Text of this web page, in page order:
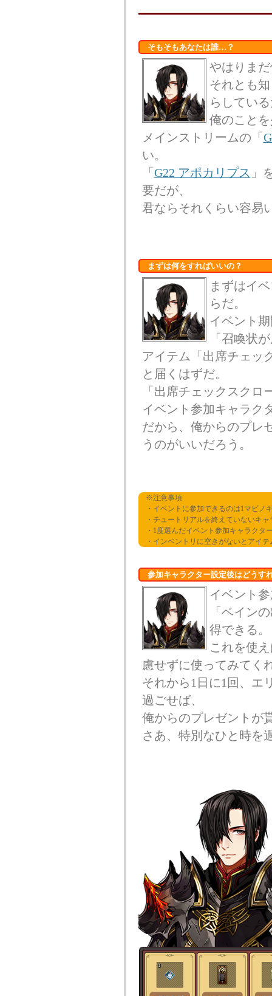
そもそもあなたは誰…？
やはりま
それとも
らしてい
俺のこと
メインストリームの「
い。
「 G22 アポカリプス 」
要だが、
君ならそれくらい容易
まずは何をすればいいの？
まずはイ
らだ。
イベント
「召喚状
アイテム「出席チェッ
と届くはずだ。
「出席チェックスクロ
イベント参加キャラク
だから、俺からのプレ
うのがいいだろう。
※注意事項
・イベントに参加できるのは1マビノ
・チュートリアルを終えていないキャ
・1度選んだイベント参加キャラクタ
・インベントリに空きがないとアイテ
参加キャラクター設定後はどうす
イベント
「ベイン
得できる。
これを使
慮せずに使ってみてく
それから1日に1回、エ
過ごせば、
俺からのプレゼントが
さあ、特別なひと時を